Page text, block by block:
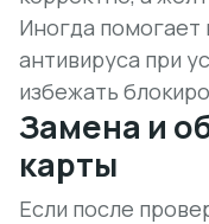
Иногда
антивируса при
избежать
Замена и
карты
Если после